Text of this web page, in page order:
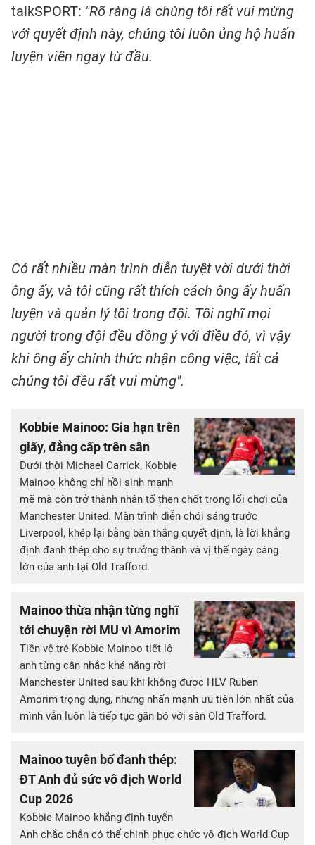
talkSPORT: "Rõ ràng là chúng tôi rất vui mừng
với quyết định này, chúng tôi luôn ủng hộ huấn
luyện viên ngay từ đầu.
Có rất nhiều màn trình diễn tuyệt vời dưới thời
ông ấy, và tôi cũng rất thích cách ông ấy huấn
luyện và quản lý tôi trong đội. Tôi nghĩ mọi
người trong đội đều đồng ý với điều đó, vì vậy
khi ông ấy chính thức nhận công việc, tất cả
chúng tôi đều rất vui mừng".
Kobbie Mainoo: Gia hạn trên
giấy, đẳng cấp trên sân
Dưới thời Michael Carrick, Kobbie
Mainoo không chỉ hồi sinh mạnh
mẽ mà còn trở thành nhân tố then chốt trong lối chơi của
Manchester United. Màn trình diễn chói sáng trước
Liverpool, khép lại bằng bàn thắng quyết định, là lời khẳng
định đanh thép cho sự trưởng thành và vị thế ngày càng
lớn của anh tại Old Trafford.
Mainoo thừa nhận từng nghĩ
tới chuyện rời MU vì Amorim
Tiền vệ trẻ Kobbie Mainoo tiết lộ
anh từng cân nhắc khả năng rời
Manchester United sau khi không được HLV Ruben
Amorim trọng dụng, nhưng nhấn mạnh ưu tiên lớn nhất của
mình vẫn luôn là tiếp tục gắn bó với sân Old Trafford.
Mainoo tuyên bố đanh thép:
ĐT Anh đủ sức vô địch World
Cup 2026
Kobbie Mainoo khẳng định tuyển
Anh chắc chắn có thể chinh phục chức vô địch World Cup